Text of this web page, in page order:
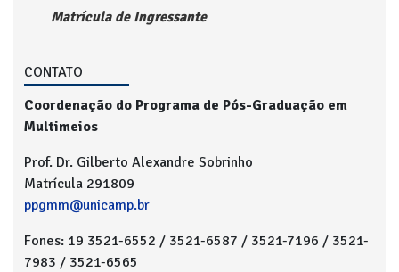
Matrícula de Ingressante
CONTATO
Coordenação do Programa de Pós-Graduação em
Multimeios
Prof. Dr. Gilberto Alexandre Sobrinho
Matrícula 291809
ppgmm@unicamp.br
Fones: 19 3521-6552 / 3521-6587 / 3521-7196 / 3521-
7983 / 3521-6565